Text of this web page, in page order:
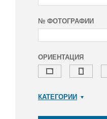
№ ФОТОГРАФИИ
ОРИЕНТАЦИЯ
КАТЕГОРИИ